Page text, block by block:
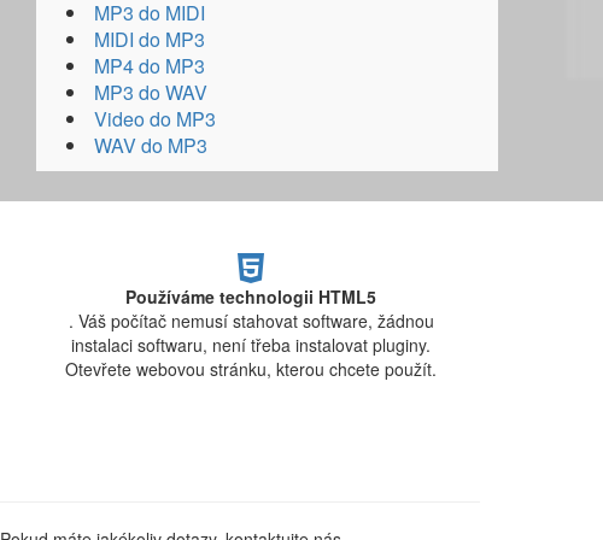
MP3 do MIDI
MIDI do MP3
MP4 do MP3
MP3 do WAV
Video do MP3
WAV do MP3
Používáme technologii HTML5
. Váš počítač nemusí stahovat software, žádnou
instalaci softwaru, není třeba instalovat pluginy.
Otevřete webovou stránku, kterou chcete použít.